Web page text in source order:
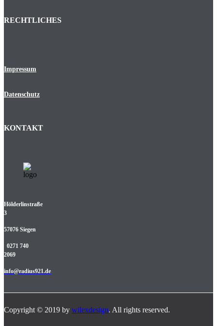
RECHTLICHES
Impressum
Datenschutz
KONTAKT
Hölderlinstraße
3
57076 Siegen
0271 740
2069
info@radius921.de
Copyright © 2019 by wilexdesign. All rights reserved.